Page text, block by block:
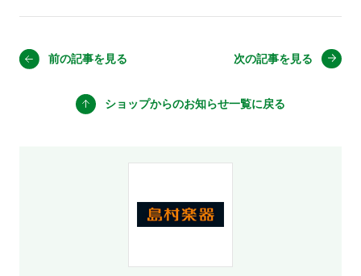
前の記事を見る 次の記事を見る
ショップからのお知らせ一覧に戻る